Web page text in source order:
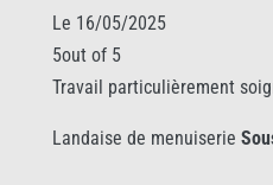
Le 16/05/2025
5out of 5
Travail particulièrement soigné
Landaise de menuiserieSoustons